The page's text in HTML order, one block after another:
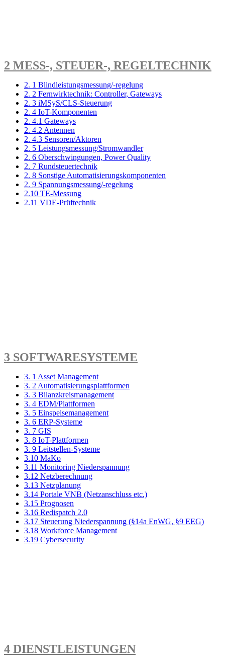
2 MESS-, STEUER-, REGELTECHNIK
2. 1 Blindleistungsmessung/-regelung
2. 2 Fernwirktechnik: Controller, Gateways
2. 3 iMSyS/CLS-Steuerung
2. 4 IoT-Komponenten
2. 4.1 Gateways
2. 4.2 Antennen
2. 4.3 Sensoren/Aktoren
2. 5 Leistungsmessung/Stromwandler
2. 6 Oberschwingungen, Power Quality
2. 7 Rundsteuertechnik
2. 8 Sonstige Automatisierungskomponenten
2. 9 Spannungsmessung/-regelung
2.10 TE-Messung
2.11 VDE-Prüftechnik
3 SOFTWARESYSTEME
3. 1 Asset Management
3. 2 Automatisierungsplattformen
3. 3 Bilanzkreismanagement
3. 4 EDM/Plattformen
3. 5 Einspeisemanagement
3. 6 ERP-Systeme
3. 7 GIS
3. 8 IoT-Plattformen
3. 9 Leitstellen-Systeme
3.10 MaKo
3.11 Monitoring Niederspannung
3.12 Netzberechnung
3.13 Netzplanung
3.14 Portale VNB (Netzanschluss etc.)
3.15 Prognosen
3.16 Redispatch 2.0
3.17 Steuerung Niederspannung (§14a EnWG, §9 EEG)
3.18 Workforce Management
3.19 Cybersecurity
4 DIENSTLEISTUNGEN